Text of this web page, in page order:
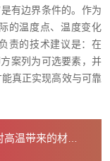
有边界条件的。作为
的温度点、温度变化
责的技术建议是：在
案列为可选要素，并
真正实现高效与可靠
来的材料挑战？